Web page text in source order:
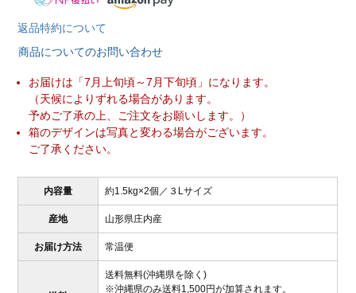
返品特約について
商品についてのお問い合わせ
お届けは「7月上旬頃～7月下旬頃」になります。
（天候によりずれる場合があります。
予めご了承の上、ご注文をお願いします。）
箱のデザインは写真と変わる場合がございます。
ご了承ください。
内容量 約1.5kg×2個／３Lサイズ
産地 山形県庄内産
お届け方法 常温便
送料無料(沖縄県を除く)
※沖縄県のみ送料1,500円が加算されます。